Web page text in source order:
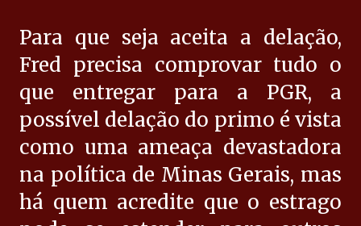
Para que seja aceita a delação,
Fred precisa comprovar tudo o
que entregar para a PGR, a
possível delação do primo é vista
como uma ameaça devastadora
na política de Minas Gerais, mas
há quem acredite que o estrago